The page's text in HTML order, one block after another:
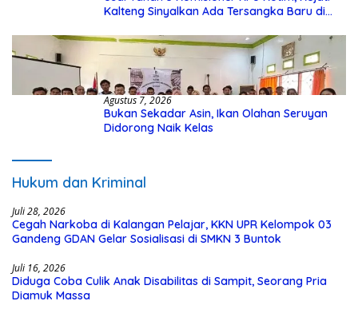
Kalteng Sinyalkan Ada Tersangka Baru di
Agustus 7, 2026
Bukan Sekadar Asin, Ikan Olahan Seruyan
Didorong Naik Kelas
Hukum dan Kriminal
Juli 28, 2026
Cegah Narkoba di Kalangan Pelajar, KKN UPR Kelompok 03
Gandeng GDAN Gelar Sosialisasi di SMKN 3 Buntok
Juli 16, 2026
Diduga Coba Culik Anak Disabilitas di Sampit, Seorang Pria
Diamuk Massa